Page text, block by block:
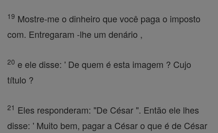
19 Mostre-me o dinheiro que você paga o imposto
com. Entregaram -lhe um denário ,
20 e ele disse: ' De quem é esta imagem ? Cujo
título ?
21 Eles responderam: "De César ". Então ele lhes
disse: ' Muito bem, pagar a César o que é de César